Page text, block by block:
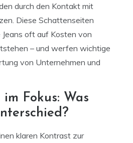
durch den Kontakt mit
Diese Schattenseiten
oft auf Kosten von
– und werfen wichtige
von Unternehmen und
Fokus: Was
klaren Kontrast zur